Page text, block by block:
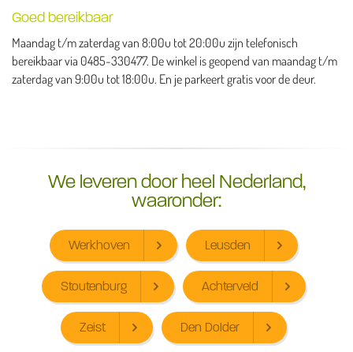
Goed bereikbaar
Maandag t/m zaterdag van 8:00u tot 20:00u zijn telefonisch
bereikbaar via 0485-330477. De winkel is geopend van maandag t/m
zaterdag van 9:00u tot 18:00u. En je parkeert gratis voor de deur.
We leveren door heel Nederland,
waaronder:
Werkhoven Leusden
Stoutenburg Achterveld
Zeist Den Dolder